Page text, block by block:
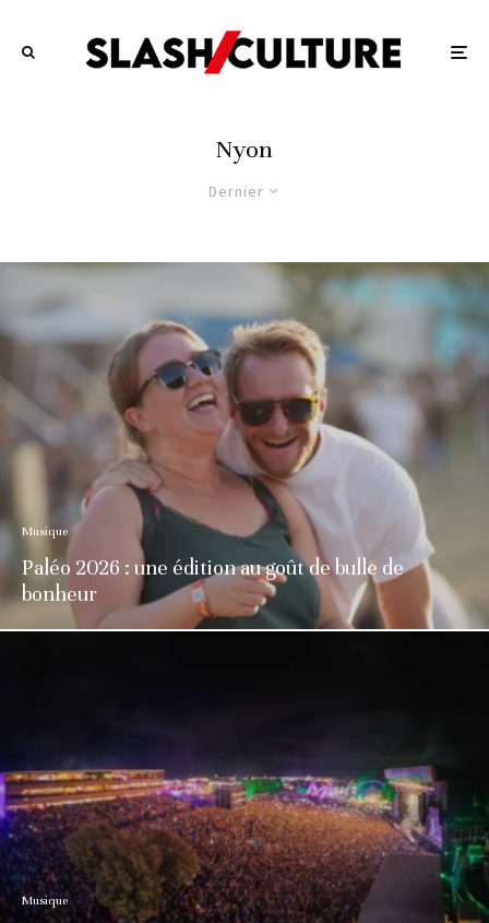
Nyon
Dernier
Musique
Paléo 2026 : une édition au goût de bulle de
bonheur
Musique